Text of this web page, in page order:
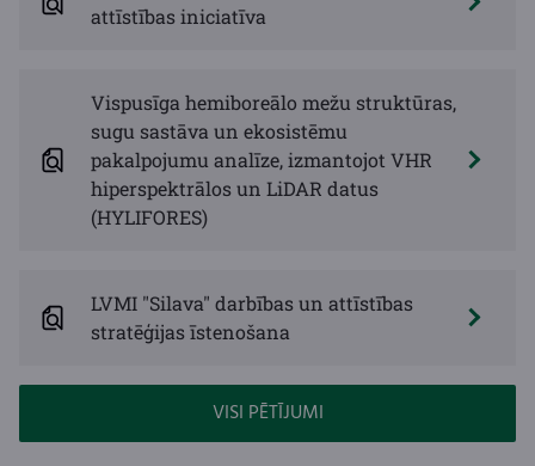
attīstības iniciatīva
Vispusīga hemiboreālo mežu struktūras,
sugu sastāva un ekosistēmu
pakalpojumu analīze, izmantojot VHR
hiperspektrālos un LiDAR datus
(HYLIFORES)
LVMI "Silava" darbības un attīstības
stratēģijas īstenošana
VISI PĒTĪJUMI